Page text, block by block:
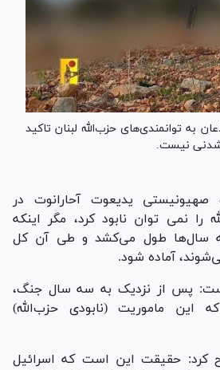
به توانمندی‌های حزب‌الله لبنان تاکید
شدنی نیست.
صهیونیستی یدیعوت آحارانوت در
را نمی توان نابود کرد، مگر اینکه
که سال‌ها طول می‌کشد و طی آن کل
آماده شود.
پس از نزدیک به سه سال جنگ،
ماموریت (نابودی حزب‌الله)
کرد: حقیقت این است که اسرائیل